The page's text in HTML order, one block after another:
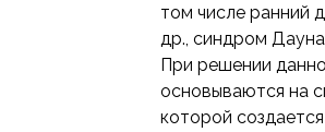
том числе ранний
др., синдром
При решении
основываются на
которой